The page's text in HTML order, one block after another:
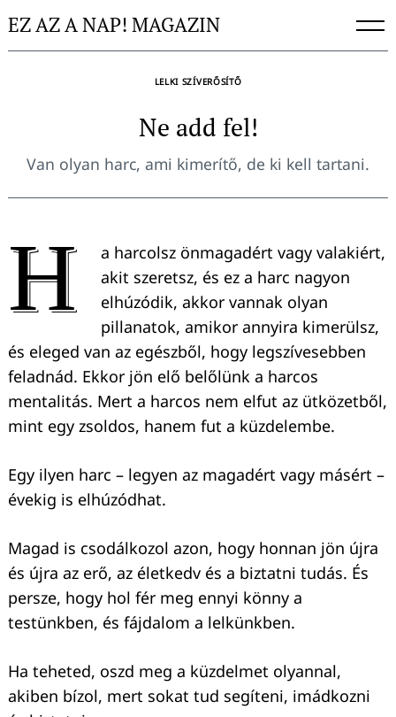
toEZ AZ A NAP! MAGAZIN
LELKI SZÍVERŐSÍTŐ
Ne add fel!
Van olyan harc, ami kimerítő, de ki kell tartani.
H
a harcolsz önmagadért vagy valakiért,
akit szeretsz, és ez a harc nagyon
elhúzódik, akkor vannak olyan
pillanatok, amikor annyira kimerülsz,
és eleged van az egészből, hogy legszívesebben
feladnád. Ekkor jön elő belőlünk a harcos
mentalitás. Mert a harcos nem elfut az ütközetből,
mint egy zsoldos, hanem fut a küzdelembe.
Egy ilyen harc – legyen az magadért vagy másért –
évekig is elhúzódhat.
Magad is csodálkozol azon, hogy honnan jön újra
és újra az erő, az életkedv és a biztatni tudás. És
persze, hogy hol fér meg ennyi könny a
testünkben, és fájdalom a lelkünkben.
Ha teheted, oszd meg a küzdelmet olyannal,
akiben bízol, mert sokat tud segíteni, imádkozni